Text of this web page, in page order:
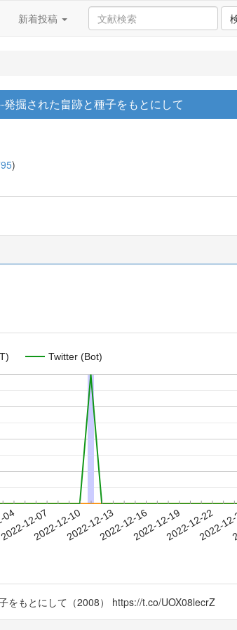
新着投稿
掘された畠跡と種子をもとにして
)
Twitter (Bot)
12-07
2022-12-102022-12-132022-12-162022-12-192022-12-22
2022-
をもとにして（2008） https://t.co/UOX08lecrZ